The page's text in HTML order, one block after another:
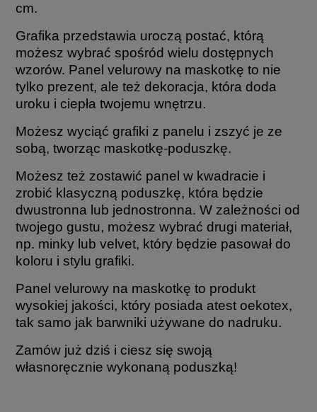
cm.
Grafika przedstawia uroczą postać, którą
możesz wybrać spośród wielu dostępnych
wzorów. Panel velurowy na maskotkę to nie
tylko prezent, ale też dekoracja, która doda
uroku i ciepła twojemu wnętrzu.
Możesz wyciąć grafiki z panelu i zszyć je ze
sobą, tworząc maskotkę-poduszkę.
Możesz też zostawić panel w kwadracie i
zrobić klasyczną poduszkę, która będzie
dwustronna lub jednostronna. W zależności od
twojego gustu, możesz wybrać drugi materiał,
np. minky lub velvet, który będzie pasował do
koloru i stylu grafiki.
Panel velurowy na maskotkę to produkt
wysokiej jakości, który posiada atest oekotex,
tak samo jak barwniki używane do nadruku.
Zamów już dziś i ciesz się swoją
własnoręcznie wykonaną poduszką!